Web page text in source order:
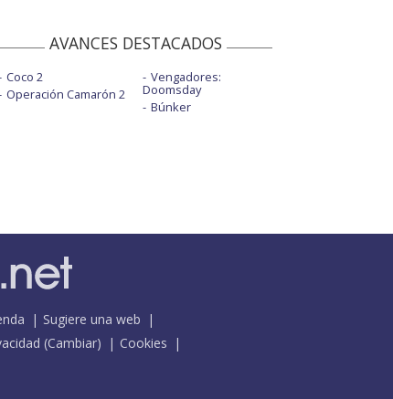
AVANCES DESTACADOS
Coco 2
Operación Camarón 2
Vengadores:
Doomsday
Búnker
Sugiere una web
(Cambiar)
Cookies